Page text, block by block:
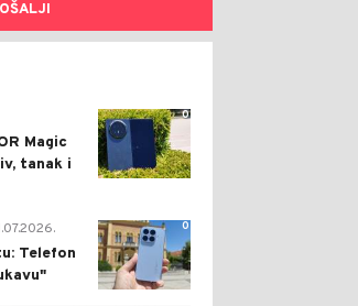
0
Magic
tanak i
0
Telefon